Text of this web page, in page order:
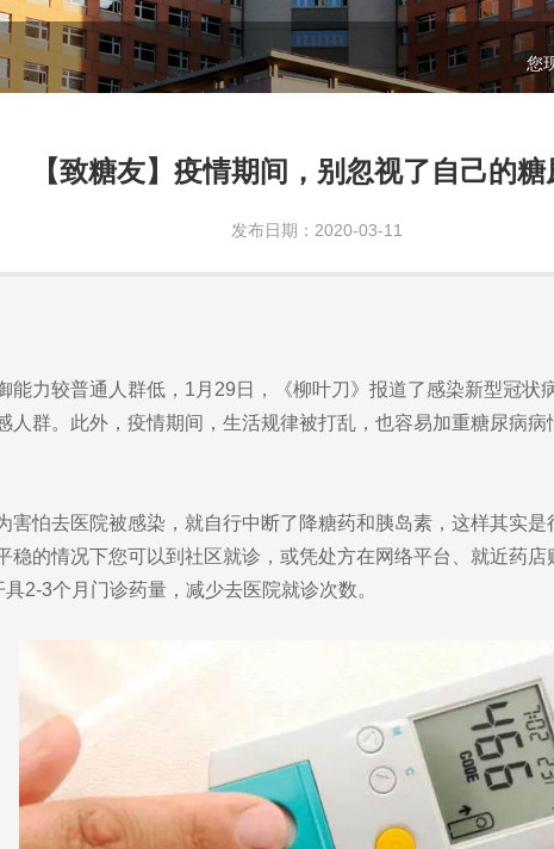
您
【致糖友】疫情期间，别忽视了自己的糖
发布日期：2020-03-11
较普通人群低，1月29日，《柳叶刀》报道了感染新型冠状
人群。此外，疫情期间，生活规律被打乱，也容易加重糖尿病
去医院被感染，就自行中断了降糖药和胰岛素，这样其实是
稳的情况下您可以到社区就诊，或凭处方在网络平台、就近药
2-3个月门诊药量，减少去医院就诊次数。